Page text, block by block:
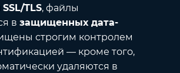
TLS, файлы
в защищенных дата-
строгим контролем
— кроме того,
удаляются в